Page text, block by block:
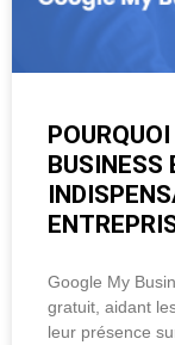
BUSINESS
Google My
gratuit, aidant
leur présence